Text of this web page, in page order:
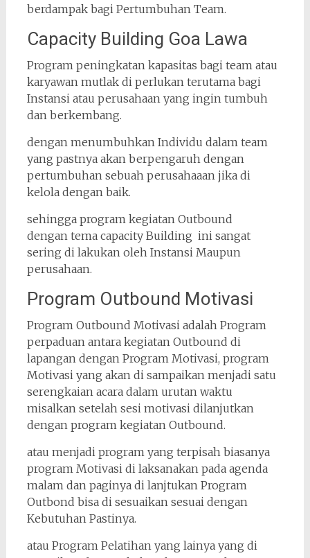
berdampak bagi Pertumbuhan Team.
Capacity Building Goa Lawa
Program peningkatan kapasitas bagi team atau
karyawan mutlak di perlukan terutama bagi
Instansi atau perusahaan yang ingin tumbuh
dan berkembang.
dengan menumbuhkan Individu dalam team
yang pastnya akan berpengaruh dengan
pertumbuhan sebuah perusahaaan jika di
kelola dengan baik.
sehingga program kegiatan Outbound
dengan tema capacity Building ini sangat
sering di lakukan oleh Instansi Maupun
perusahaan.
Program Outbound Motivasi
Program Outbound Motivasi adalah Program
perpaduan antara kegiatan Outbound di
lapangan dengan Program Motivasi, program
Motivasi yang akan di sampaikan menjadi satu
serengkaian acara dalam urutan waktu
misalkan setelah sesi motivasi dilanjutkan
dengan program kegiatan Outbound.
atau menjadi program yang terpisah biasanya
program Motivasi di laksanakan pada agenda
malam dan paginya di lanjtukan Program
Outbond bisa di sesuaikan sesuai dengan
Kebutuhan Pastinya.
atau Program Pelatihan yang lainya yang di